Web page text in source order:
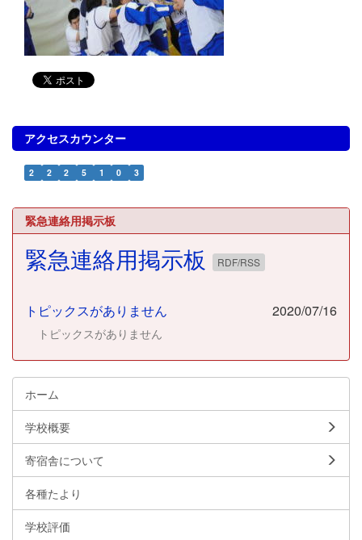
アクセスカウンター
2 2 2 5 1 0 3
緊急連絡用掲示板
緊急連絡用掲示板 RDF/RSS
トピックスがありません 2020/07/16
トピックスがありません
ホーム
学校概要
寄宿舎について
各種たより
学校評価